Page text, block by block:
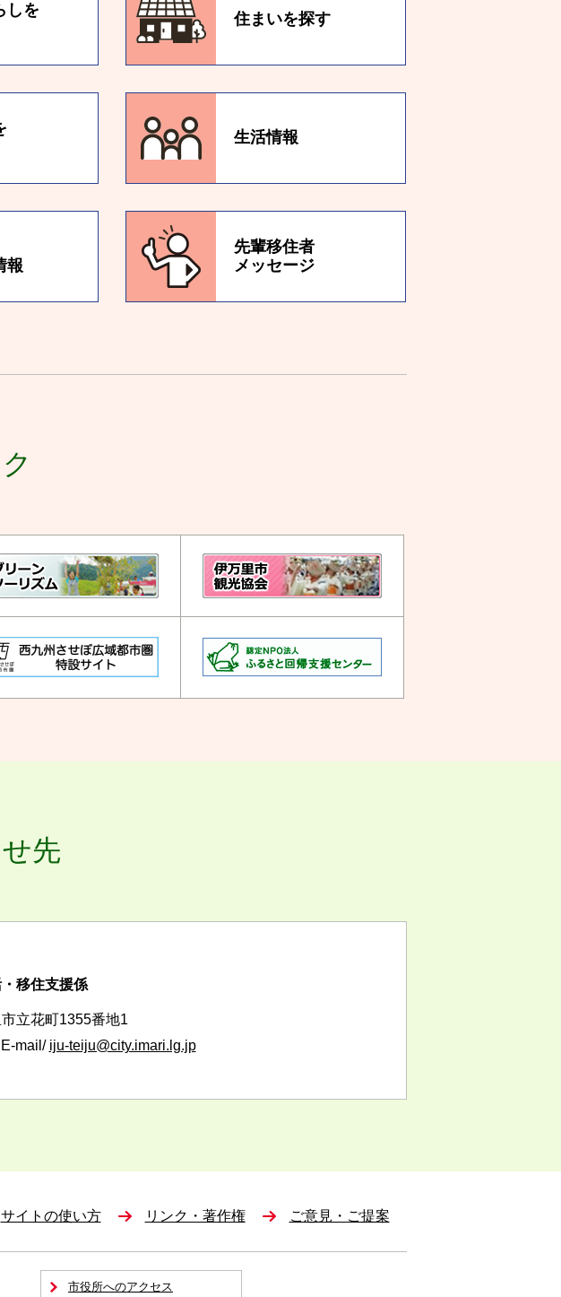
しを
住まいを探す
生活情報
報
先輩移住者
メッセージ
先
移住支援係
立花町1355番地1
mail/ iju-teiju@city.imari.lg.jp
サイトの使い方 リンク・著作権 ご意見・ご提案
市役所へのアクセス